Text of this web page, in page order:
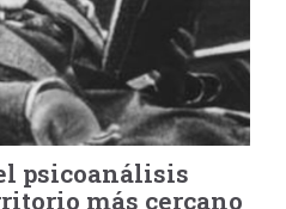
psicoanálisis
más cercano